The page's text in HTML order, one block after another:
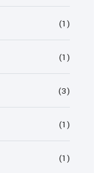
(1)
(1)
(3)
(1)
(1)